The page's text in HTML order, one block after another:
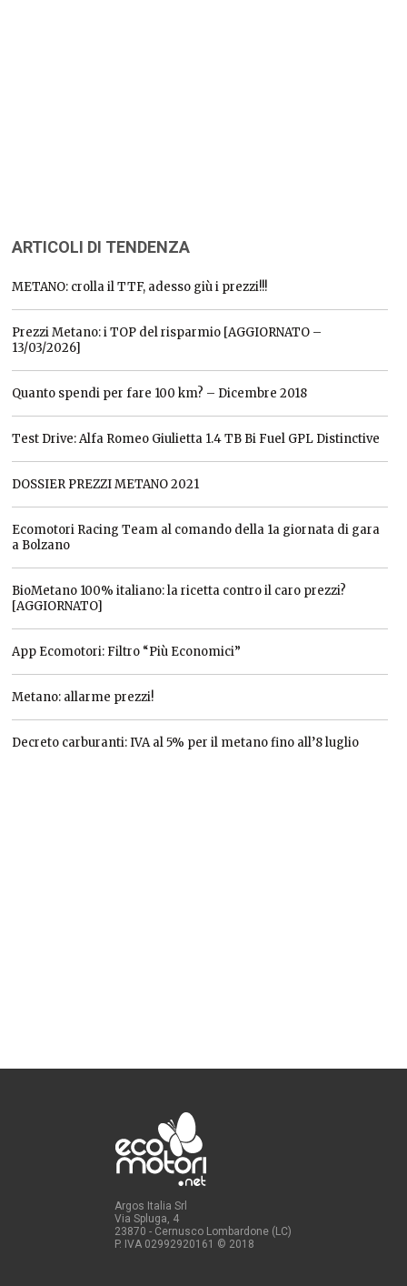
ARTICOLI DI TENDENZA
METANO: crolla il TTF, adesso giù i prezzi!!!
Prezzi Metano: i TOP del risparmio [AGGIORNATO –
13/03/2026]
Quanto spendi per fare 100 km? – Dicembre 2018
Test Drive: Alfa Romeo Giulietta 1.4 TB Bi Fuel GPL Distinctive
DOSSIER PREZZI METANO 2021
Ecomotori Racing Team al comando della 1a giornata di gara
a Bolzano
BioMetano 100% italiano: la ricetta contro il caro prezzi?
[AGGIORNATO]
App Ecomotori: Filtro “Più Economici”
Metano: allarme prezzi!
Decreto carburanti: IVA al 5% per il metano fino all’8 luglio
Argos Italia Srl
Via Spluga, 4
23870 - Cernusco Lombardone (LC)
P. IVA 02992920161 © 2018